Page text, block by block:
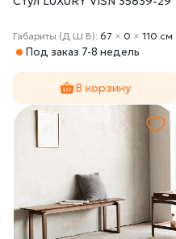
Габариты (Д Ш В): 67 × 0 × 110 cм
Под заказ 7-8 недель
В корзину